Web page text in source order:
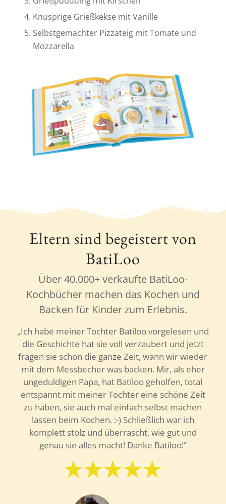
Knusprige Grießkekse mit Vanille
Selbstgemachter Pizzateig mit Tomate und
Mozzarella
Eltern sind begeistert von
BatiLoo
Über 40.000+ verkaufte BatiLoo-
Kochbücher machen das Kochen und
Backen für Kinder zum Erlebnis.
„Uns ist es sehr wichtig, frisch und gesund zu
kochen. Natürlich wollen wir das auch unserer
Tochter weitergeben! Batiloo und seine Freunde
helfen uns dabei und die Kleine ist begeistert!
DANKE!“
Martina
Alexander